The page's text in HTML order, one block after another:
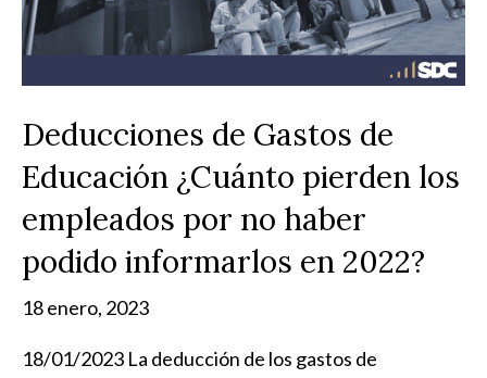
Deducciones de Gastos de
Educación ¿Cuánto pierden los
empleados por no haber
podido informarlos en 2022?
18 enero, 2023
18/01/2023 La deducción de los gastos de